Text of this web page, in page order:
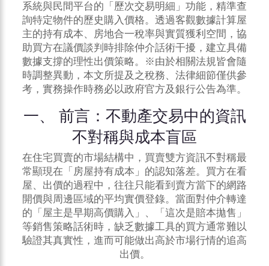
系統與民間平台的「歷次交易明細」功能，精準查
詢特定物件的歷史購入價格。透過客觀數據計算屋
主的持有成本、房地合一稅率與實質獲利空間，協
助買方在議價談判時排除仲介話術干擾，建立具備
數據支撐的理性出價策略。※由於相關法規皆會隨
時調整異動，本文所提及之稅務、法律細節僅供參
考，實務操作時務必以政府官方及銀行公告為準。
一、 前言：不動產交易中的資訊
不對稱與成本盲區
在住宅買賣的市場結構中，買賣雙方資訊不對稱最
常顯現在「房屋持有成本」的認知落差。買方在看
屋、出價的過程中，往往只能看到賣方當下的網路
開價與周邊區域的平均實價登錄。當面對仲介轉達
的「屋主是早期高價購入」、「這次是賠本拋售」
等銷售策略話術時，缺乏數據工具的買方通常難以
驗證其真實性，進而可能做出高於市場行情的追高
出價。